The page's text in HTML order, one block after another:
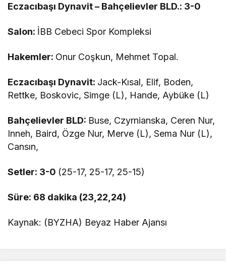
Eczacıbaşı Dynavit – Bahçelievler BLD.: 3-0
Salon: İBB Cebeci Spor Kompleksi
Hakemler: Onur Coşkun, Mehmet Topal.
Eczacıbaşı Dynavit: Jack-Kısal, Elif, Boden,
Rettke, Boskovic, Simge (L), Hande, Aybüke (L)
Bahçelievler BLD: Buse, Czyrnianska, Ceren Nur,
Inneh, Baird, Özge Nur, Merve (L), Sema Nur (L),
Cansın,
Setler: 3-0 (25-17, 25-17, 25-15)
Süre: 68 dakika (23,22,24)
Kaynak: (BYZHA) Beyaz Haber Ajansı